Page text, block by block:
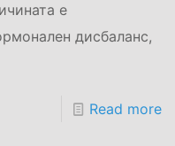
е
дисбаланс,
Read more